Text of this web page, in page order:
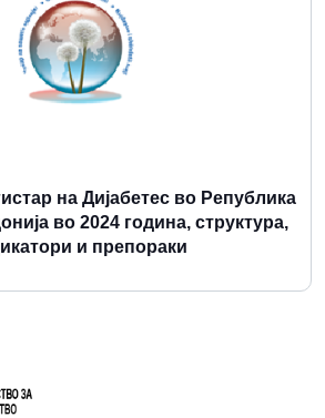
Повеќе
на Дијабетес во Република
во 2024 година, структура,
и препораки